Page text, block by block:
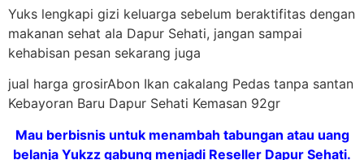
Yuks lengkapi gizi keluarga sebelum beraktifitas dengan
makanan sehat ala Dapur Sehati, jangan sampai
kehabisan pesan sekarang juga
jual harga grosirAbon Ikan cakalang Pedas tanpa santan
Kebayoran Baru Dapur Sehati Kemasan 92gr
Mau berbisnis untuk menambah tabungan atau uang
belanja Yukzz gabung menjadi Reseller Dapur Sehati.